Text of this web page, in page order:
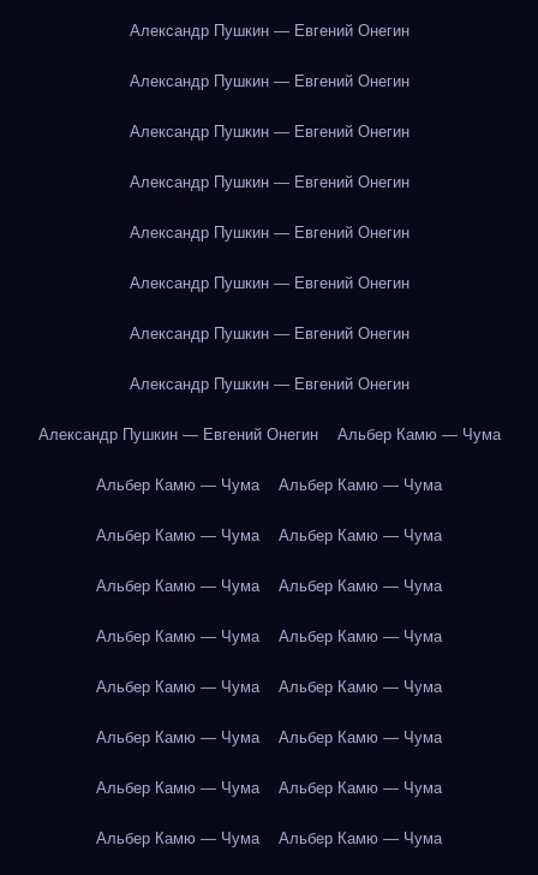
Александр Пушкин — Евгений Онегин
Александр Пушкин — Евгений Онегин
Александр Пушкин — Евгений Онегин
Александр Пушкин — Евгений Онегин
Александр Пушкин — Евгений Онегин
Александр Пушкин — Евгений Онегин
Александр Пушкин — Евгений Онегин
Александр Пушкин — Евгений Онегин
Александр Пушкин — Евгений Онегин Альбер Камю — Чума
Альбер Камю — Чума Альбер Камю — Чума
Альбер Камю — Чума Альбер Камю — Чума
Альбер Камю — Чума Альбер Камю — Чума
Альбер Камю — Чума Альбер Камю — Чума
Альбер Камю — Чума Альбер Камю — Чума
Альбер Камю — Чума Альбер Камю — Чума
Альбер Камю — Чума Альбер Камю — Чума
Альбер Камю — Чума Альбер Камю — Чума